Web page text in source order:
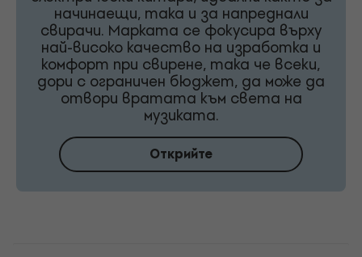
начинаещи, така и за напреднали
свирачи. Марката се фокусира върху
най-високо качество на изработка и
комфорт при свирене, така че всеки,
дори с ограничен бюджет, да може да
отвори вратата към света на
музиката.
Открийте